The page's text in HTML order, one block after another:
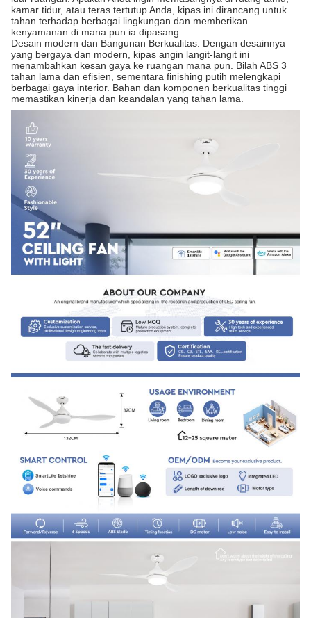
kamar tidur, atau teras tertutup Anda, kipas ini dirancang untuk
tahan terhadap berbagai lingkungan dan memberikan
kenyamanan di mana pun ia dipasang.
Desain modern dan Bangunan Berkualitas: Dengan desainnya
yang bergaya dan modern, kipas angin langit-langit ini
menambahkan kesan gaya ke ruangan mana pun. Bilah ABS 3
tahan lama dan efisien, sementara finishing putih melengkapi
berbagai gaya interior. Bahan dan komponen berkualitas tinggi
memastikan kinerja dan keandalan yang tahan lama.